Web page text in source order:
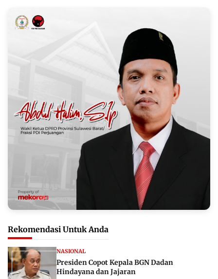
Rekomendasi Untuk Anda
NASIONAL
Presiden Copot Kepala BGN Dadan
Hindayana dan Jajaran